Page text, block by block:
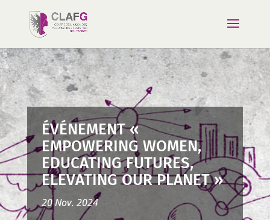
ÉVÉNEMENT «
EMPOWERING WOMEN,
EDUCATING FUTURES,
ELEVATING OUR PLANET »
20 Nov. 2024